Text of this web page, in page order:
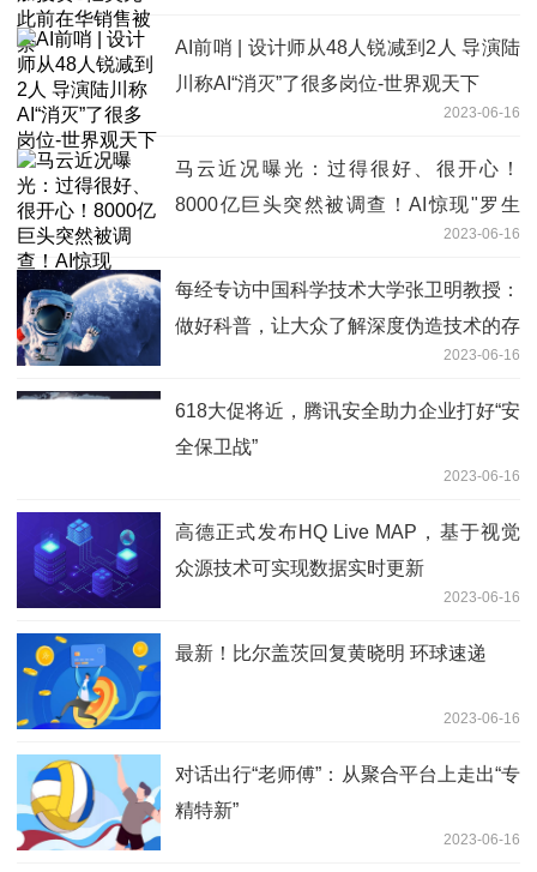
AI前哨 | 设计师从48人锐减到2人 导演陆
川称AI“消灭”了很多岗位-世界观天下
2023-06-16
马云近况曝光：过得很好、很开心！
8000亿巨头突然被调查！AI惊现"罗生
2023-06-16
每经专访中国科学技术大学张卫明教授：
做好科普，让大众了解深度伪造技术的存
在，预防传统电诈的手段就能有效预防AI
诈骗|天天日报
2023-06-16
618大促将近，腾讯安全助力企业打好“安
全保卫战”
2023-06-16
高德正式发布HQ Live MAP，基于视觉
众源技术可实现数据实时更新
2023-06-16
最新！比尔盖茨回复黄晓明 环球速递
2023-06-16
对话出行“老师傅”：从聚合平台上走出“专
精特新”
2023-06-16